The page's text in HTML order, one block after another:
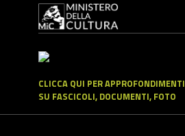
CLICCA QUI PER APPROFONDIMENTI
SU FASCICOLI, DOCUMENTI, FOTO